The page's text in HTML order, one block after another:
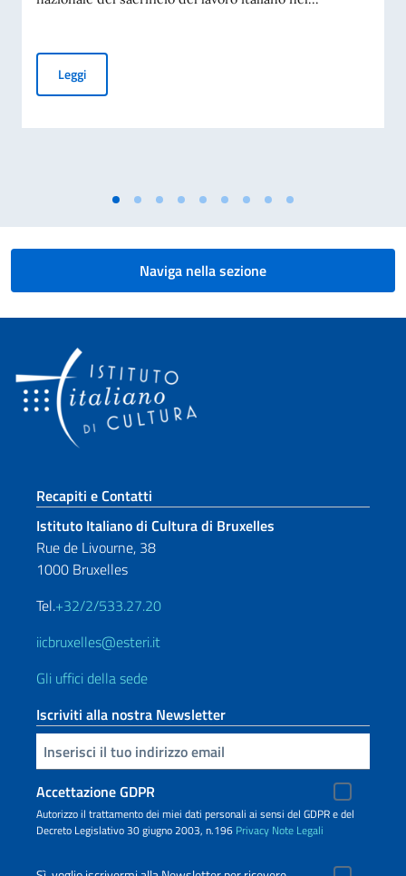
Leggi8 Agosto giornata nazionale del sacrificio del lavoro
Naviga nella sezione
Sezione footer
Recapiti e Contatti
Istituto Italiano di Cultura di Bruxelles
Rue de Livourne, 38
1000 Bruxelles
Tel.+32/2/533.27.20
iicbruxelles@esteri.it
Gli uffici della sede
Iscriviti alla nostra Newsletter
Inserisci la tua email
Accettazione GDPR
Autorizzo il trattamento dei miei dati personali ai sensi del GDPR e del
Decreto Legislativo 30 giugno 2003, n.196 Privacy Note Legali